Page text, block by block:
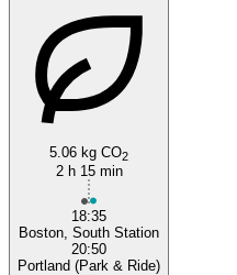
5.06 kg CO2
2 h 15 min
18:35
Boston, South Station
20:50
Portland (Park & Ride)